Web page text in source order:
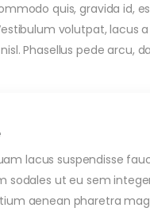
quis, gravida id,
volutpat, lacus
Phasellus pede arcu,
lacus suspendisse
sodales ut eu sem
aenean pharetra